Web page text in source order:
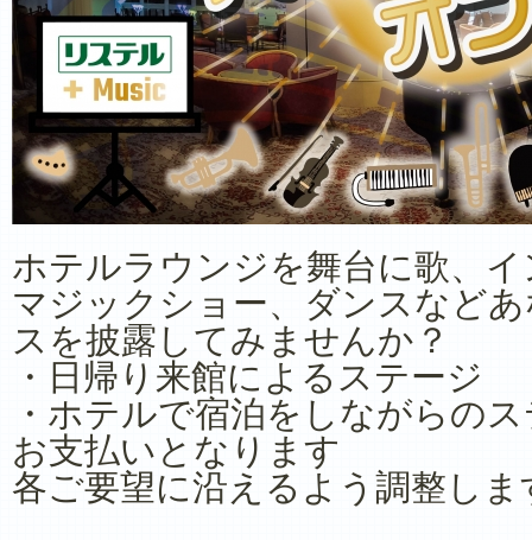
ホテルラウンジを舞台に歌、
マジックショー、ダンスなど
スを披露してみませんか？
・日帰り来館によるステージ
・ホテルで宿泊をしながらの
お支払いとなります
各ご要望に沿えるよう調整し